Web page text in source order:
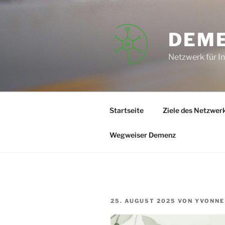
Zum
Netzwerk für
Startseite Ziele des
Wegweiser Demenz
VERÖFFENTLICHT
25. AUGUST 2025 VON